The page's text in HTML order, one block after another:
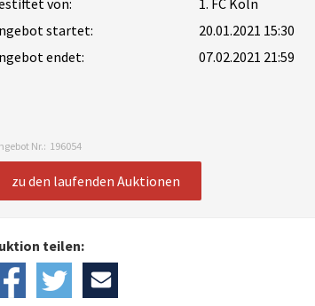
von:
1. FC Köln
startet:
20.01.2021 15:30
endet:
07.02.2021 21:59
Nr.: 196054
zu den laufenden Auktionen
teilen: